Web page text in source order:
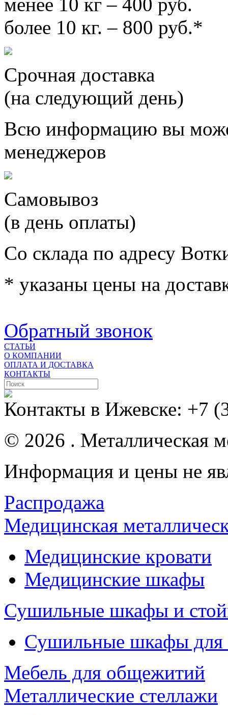
менее 10 кг – 400 руб.
более 10 кг. – 800 руб.*
Срочная доставка
(на следующий день)
Всю информацию вы
менеджеров
Самовывоз
(в день оплаты)
Со склада по адресу
* указаны цены на
Обратный звонок
СТАТЬИ
О КОМПАНИИ
ОПЛАТА И ДОСТАВКА
КОНТАКТЫ
Контакты в Ижевске: +7
© 2026 . Металлическая
Информация и цены не
Распродажа
Медицинская
Медицинские кровати
Медицинские шкафы
Сушильные шкафы и
Сушильные шкафы
Мебель для общежитий
Металлические стеллажи